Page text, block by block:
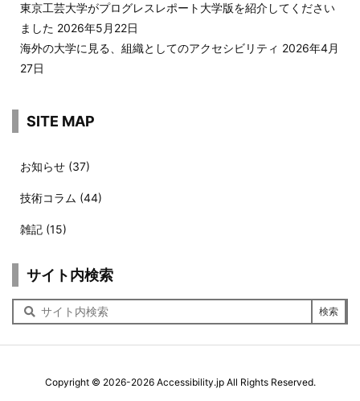
東京工芸大学がプログレスレポート大学版を紹介してください
ました 2026年5月22日
海外の大学に見る、組織としてのアクセシビリティ 2026年4月
27日
SITE MAP
お知らせ (37)
技術コラム (44)
雑記 (15)
サイト内検索
サ
イ
Copyright © 2026-2026 Accessibility.jpAll Rights Reserved.